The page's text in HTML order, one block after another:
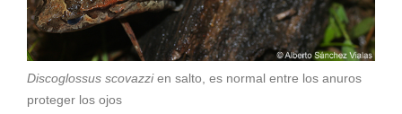
Discoglossus scovazzien salto, es normal entre los anuros
proteger los ojos